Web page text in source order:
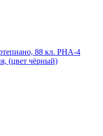
88 кл. PHA-4
(цвет чёрный)